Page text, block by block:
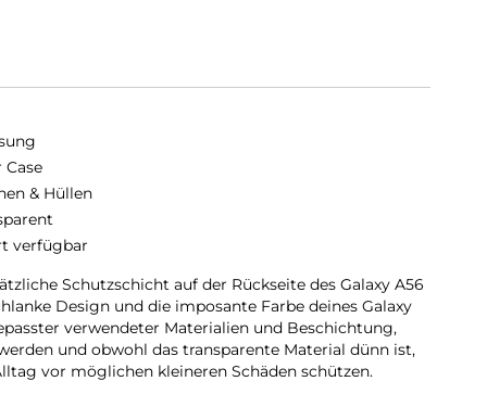
Case
& Hüllen
verfügbar
Schutzschicht auf der Rückseite des Galaxy A56
Design und die imposante Farbe deines Galaxy
verwendeter Materialien und Beschichtung,
und obwohl das transparente Material dünn ist,
vor möglichen kleineren Schäden schützen.